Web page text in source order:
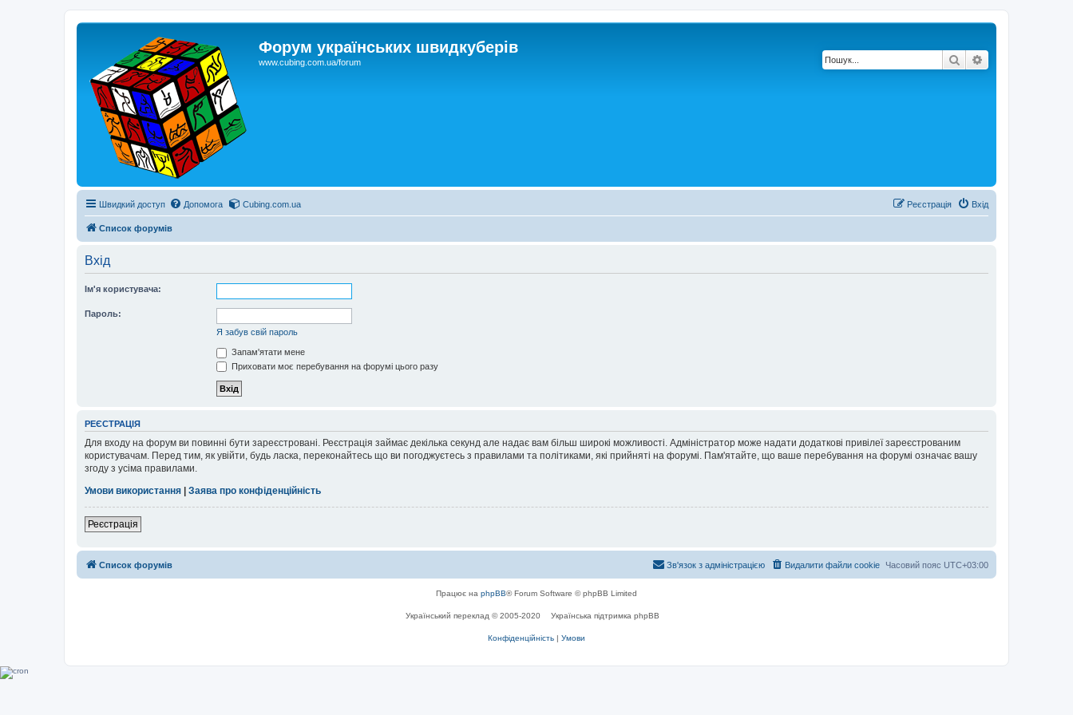
Форум українських швидкуберів
www.cubing.com.ua/forum Пошук
Швидкий доступ Допомога Cubing.com.ua Вхід
Реєстрація
Список форумів
Вхід
Ім'я користувача:
Пароль:
Я забув свій пароль
Запам'ятати мене
Приховати моє перебування на форумі цього разу
РЕЄСТРАЦІЯ
Для входу на форум ви повинні бути зареєстровані. Реєстрація займає декілька секунд але надає вам більш широкі можливості. Адміністратор може надати додаткові привілеї зареєстрованим
користувачам. Перед тим, як увійти, будь ласка, переконайтесь що ви погоджуєтесь з правилами та політиками, які прийняті на форумі. Пам'ятайте, що ваше перебування на форумі означає вашу
згоду з усіма правилами.
Умови використання | Заява про конфіденційність
Реєстрація
Список форумів Часовий пояс UTC+03:00
Видалити файли cookie
Зв'язок з адміністрацією
Працює на phpBB® Forum Software © phpBB Limited
Український переклад © 2005-2020 Українська підтримка phpBB
Конфіденційність | Умови